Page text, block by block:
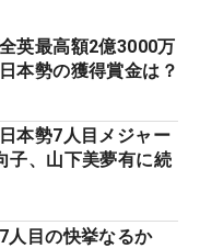
英最高額2億3000万
本勢の獲得賞金は？
本勢7人目メジャー
、山下美夢有に続
人目の快挙なるか